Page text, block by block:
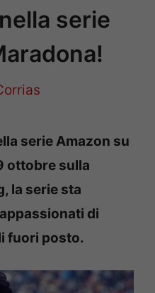
serie
serie Amazon su
ottobre sulla
la serie sta
di
fuori posto.